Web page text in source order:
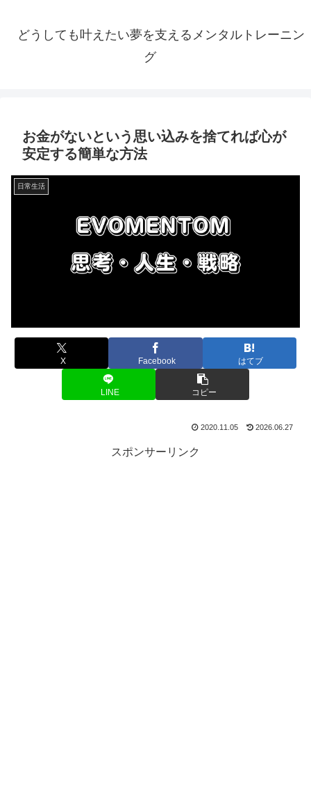
どうしても叶えたい夢を支えるメンタルトレーニン
グ
お金がないという思い込みを捨てれば心が
安定する簡単な方法
日常生活
X Facebook はてブ
LINE コピー
2020.11.05 2026.06.27
スポンサーリンク